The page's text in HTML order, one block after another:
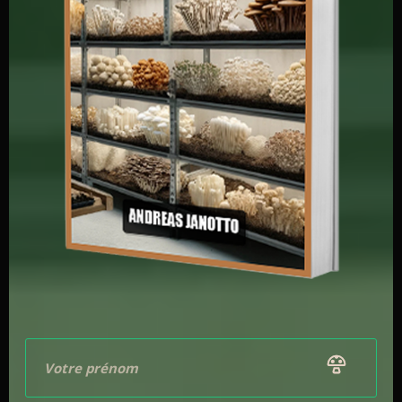
En extérieur on le cultivenaturellement sur rondins
de bois. Des bûches d’un diamètre de 12 à 30 cm et
d’une longueur de 90 cm à 1m20 conviennent. Le bois
devrait être prélevé vers la fin de l’automne au début
de l’hiver.
On peut classiquement ensemencer les rondins avec
mycélium sur sciure ou sur chevilles de bois
bois doit avoir moins d’un mois après la coupe pour
éviter les champignons parasites qui pourraient
s’installer avant la culture d’oreille de Judas.
est initiée
entre50 et 80%d’eau.